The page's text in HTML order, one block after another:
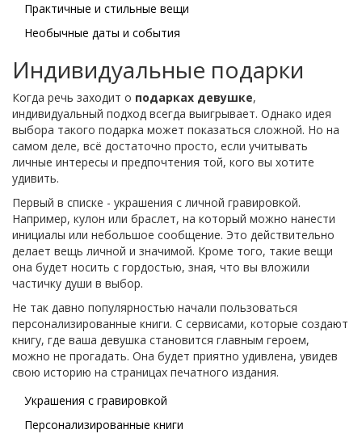
Практичные и стильные вещи
Необычные даты и события
Индивидуальные подарки
Когда речь заходит о подарках девушке,
индивидуальный подход всегда выигрывает. Однако идея
выбора такого подарка может показаться сложной. Но на
самом деле, всё достаточно просто, если учитывать
личные интересы и предпочтения той, кого вы хотите
удивить.
Первый в списке - украшения с личной гравировкой.
Например, кулон или браслет, на который можно нанести
инициалы или небольшое сообщение. Это действительно
делает вещь личной и значимой. Кроме того, такие вещи
она будет носить с гордостью, зная, что вы вложили
частичку души в выбор.
Не так давно популярностью начали пользоваться
персонализированные книги. С сервисами, которые создают
книгу, где ваша девушка становится главным героем,
можно не прогадать. Она будет приятно удивлена, увидев
свою историю на страницах печатного издания.
Украшения с гравировкой
Персонализированные книги